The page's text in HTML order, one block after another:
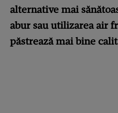
alternative mai
abur sau utilizarea air
păstrează mai bine